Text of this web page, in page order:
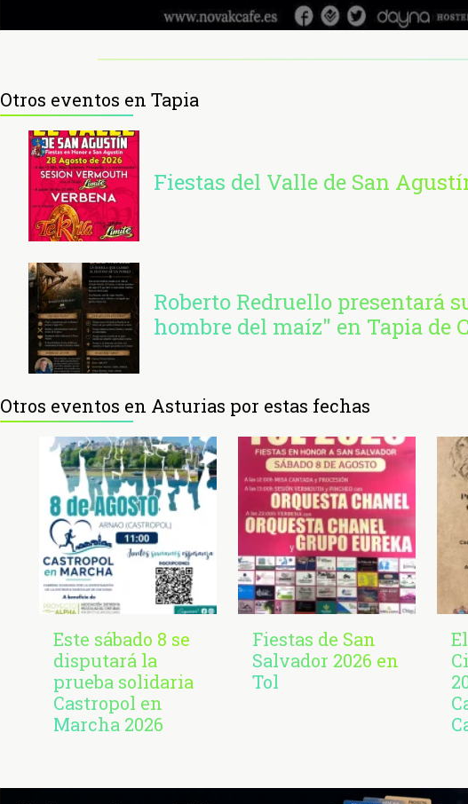
Otros eventos en Tapia
Fiestas del Valle de San
Roberto Redruello presentará
hombre del maíz" en Tapia de
Otros eventos en Asturias por estas fechas
Este sábado 8 se
disputará la
prueba solidaria
Castropol en
Marcha 2026
Fiestas de San
Salvador 2026 en
Tol